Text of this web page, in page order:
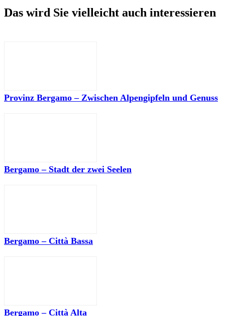
Das wird Sie vielleicht auch interessieren
Provinz Bergamo – Zwischen Alpengipfeln und Genuss
Bergamo – Stadt der zwei Seelen
Bergamo – Città Bassa
Bergamo – Città Alta